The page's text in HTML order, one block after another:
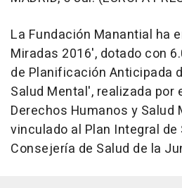
La Fundación Manantial ha
Miradas 2016', dotado con
de Planificación Anticipada
Salud Mental', realizada por
Derechos Humanos y Salud
vinculado al Plan Integral de
Consejería de Salud de la